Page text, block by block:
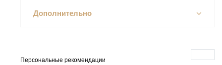
Дополнительно
Персональные рекомендации